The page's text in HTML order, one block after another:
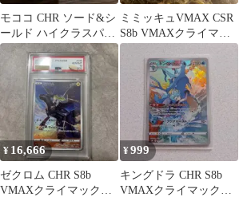
モココ CHR ソード&シ
ールド ハイクラスパッ
ク VMAXクライマック
ス キ…
ミミッキュVMAX CSR
S8b VMAXクライマッ
クス 234/184
¥ 16,666
ゼクロム CHR S8b
VMAXクライマックス
¥999
キングドラ CHR S8b
VMAXクライマックス